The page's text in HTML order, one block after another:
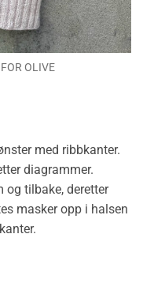
OLIVE
med ribbkanter.
diagrammer.
og tilbake, deretter
masker opp i halsen